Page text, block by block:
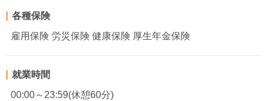
各種保険
雇用保険 労災保険 健康保険 厚生年金保険
就業時間
00:00～23:59(休憩60分)